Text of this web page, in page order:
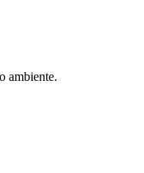
ambiente.